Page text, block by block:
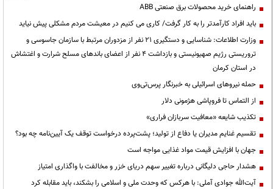
راهنمای خرید محصولات برق صنعتی ABB
باید افراد کارآمدتر را به کار گرفت/ کاری می کنیم در معیشت مردم مشکلی پیش نیاید
وزارت اطلاعات: شناسایی و دستگیری ۲۱ نفر از مزدوران مرتبط با سازمان جاسوسی و
تروریستی رژیم صهیونیستی و بازداشت ۴ نفر از اعضای باندهای مسلح شرارت و اغتشاش
در استان کرمان
حمله نیروهای اسرائیلی به خبرنگار پرس‌تی‌وی
از التماس تا فروپاشی هژمونی دلار
تکذیب شایعه «معافیت سربازان فراری»
تقسیم غنایم مدیران یا دفاع از تولید؛ پشت‌پرده درخواست توقف یک آیین‌نامه چه بود؟
جهان با افزایش قیمت مواد غذایی مواجه است
هشدار حاجی دلیگانی درباره تغییر سهم دریای خزر و مخالفت با واگذاری امتیاز
آیت‌الله جوادی آملی: با هرکس که وحدت ملی و اسلامی را بشکند، باید مقابله کرد